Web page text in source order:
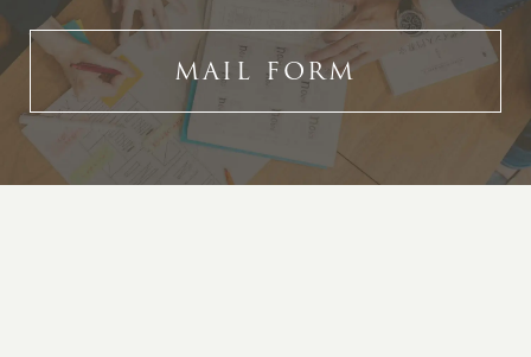
MAIL FORM